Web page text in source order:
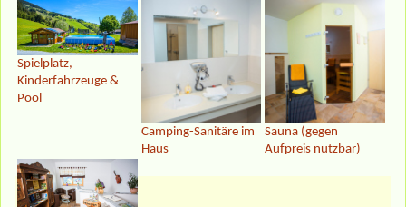
Spielplatz,
Kinderfahrzeuge &
Pool
Camping-Sanitäre im
Haus
Sauna (gegen
Aufpreis nutzbar)